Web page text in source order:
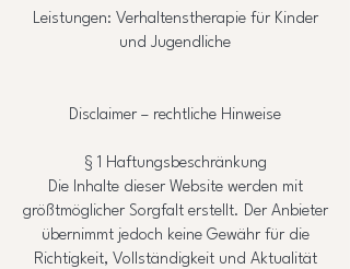
Leistungen: Verhaltenstherapie für Kinder
und Jugendliche
Disclaimer – rechtliche Hinweise
§ 1 Haftungsbeschränkung
Die Inhalte dieser Website werden mit
größtmöglicher Sorgfalt erstellt. Der Anbieter
übernimmt jedoch keine Gewähr für die
Richtigkeit, Vollständigkeit und Aktualität